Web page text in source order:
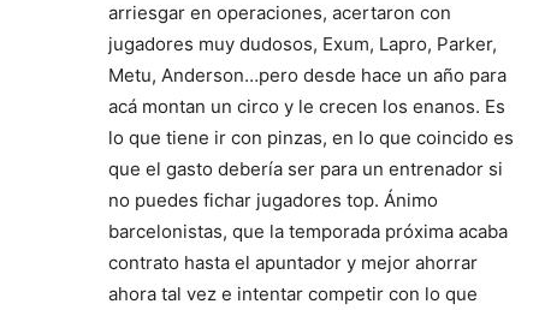
arriesgar en operaciones, acertaron con
jugadores muy dudosos, Exum, Lapro, Parker,
Metu, Anderson…pero desde hace un año para
acá montan un circo y le crecen los enanos. Es
lo que tiene ir con pinzas, en lo que coincido es
que el gasto debería ser para un entrenador si
no puedes fichar jugadores top. Ánimo
barcelonistas, que la temporada próxima acaba
contrato hasta el apuntador y mejor ahorrar
ahora tal vez e intentar competir con lo que